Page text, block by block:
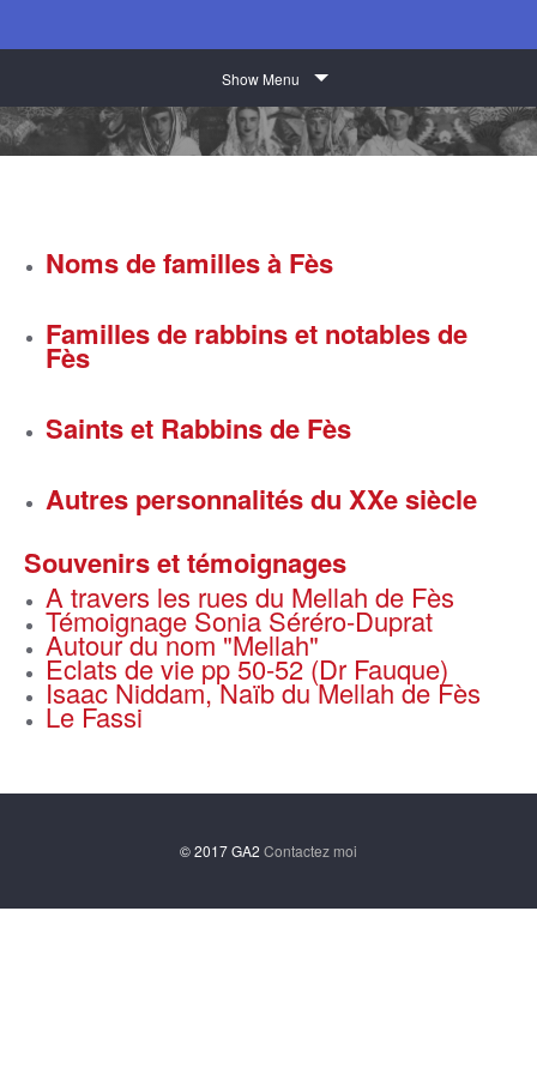
Show Menu
Noms de familles à Fès
Familles de rabbins et notables de
Fès
Saints et Rabbins de Fès
Autres personnalités du XXe siècle
Souvenirs et témoignages
A travers les rues du Mellah de Fès
Témoignage Sonia Séréro-Duprat
Autour du nom "Mellah"
Eclats de vie pp 50-52 (Dr Fauque)
Isaac Niddam, Naïb du Mellah de Fès
Le Fassi
© 2017 GA2 Contactez moi